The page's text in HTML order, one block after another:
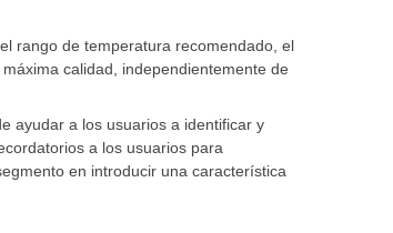
rango de temperatura recomendado, el
calidad, independientemente de
ayudar a los usuarios a identificar y
a los usuarios para
en introducir una característica